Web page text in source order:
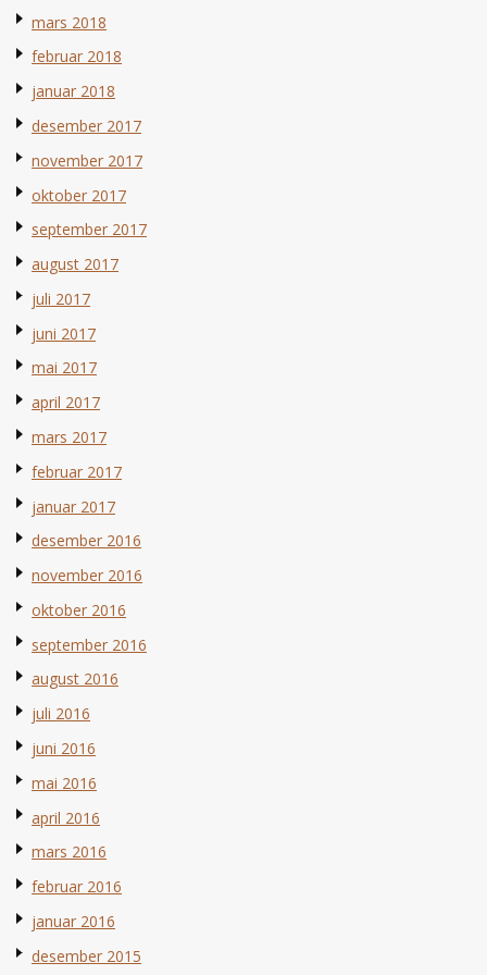
mars 2018
februar 2018
januar 2018
desember 2017
november 2017
oktober 2017
september 2017
august 2017
juli 2017
juni 2017
mai 2017
april 2017
mars 2017
februar 2017
januar 2017
desember 2016
november 2016
oktober 2016
september 2016
august 2016
juli 2016
juni 2016
mai 2016
april 2016
mars 2016
februar 2016
januar 2016
desember 2015